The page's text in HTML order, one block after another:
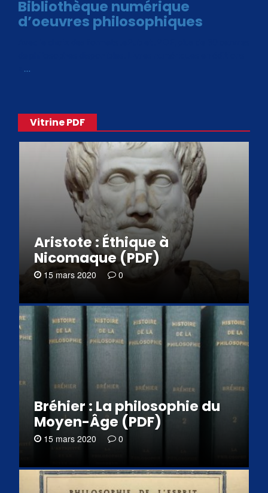
Bibliothèque numérique
d’oeuvres philosophiques
…
Vitrine PDF
Aristote : Éthique à
Nicomaque (PDF)
15 mars 2020 0
Bréhier : La philosophie du
Moyen-Âge (PDF)
15 mars 2020 0